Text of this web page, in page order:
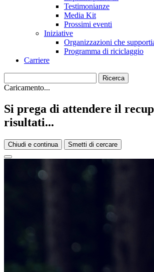
Testimonianze
Media Kit
Prossimi eventi
Iniziative
Organizzazioni che
Programma di riciclaggio
Carriere
Caricamento...
Si prega di attendere il
risultati...
Chiudi e continua Smetti di cercare